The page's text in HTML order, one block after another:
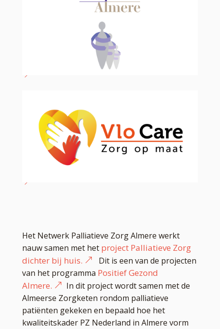
Het Netwerk Palliatieve Zorg Almere werkt
nauw samen met het project Palliatieve Zorg
dichter bij huis.
Dit is een van de projecten
van het programma Positief Gezond
Almere.
In dit project wordt samen met de
Almeerse Zorgketen rondom palliatieve
patiënten gekeken en bepaald hoe het
kwaliteitskader PZ Nederland in Almere vorm